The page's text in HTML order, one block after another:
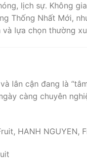
lịch sự. Không
Thống Nhất Mới,
và lựa chọn thường
và lân cận đang là
càng chuyên
HANH NGUYEN,